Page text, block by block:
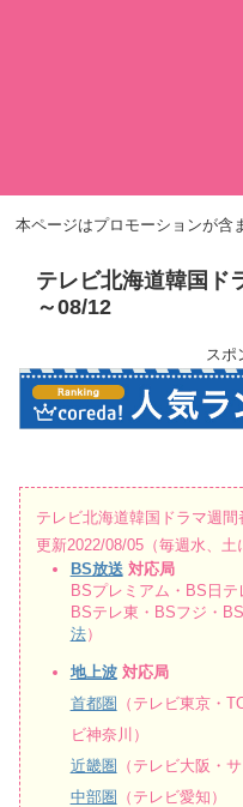
本ページはプロモーションが含
テレビ北海道韓国ド
～08/12
スポ
テレビ北海道韓国ドラマ週
更新2022/08/05（毎週水、土
BS放送 対応局
BSプレミアム・BS日
BSテレ東・BSフジ・
法）
地上波対応局
首都圏 （テレビ東京・
ビ神奈川）
近畿圏 （テレビ大阪・
中部圏 （テレビ愛知）